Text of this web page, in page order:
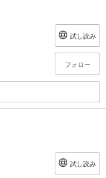
試し読み
フォロー
試し読み